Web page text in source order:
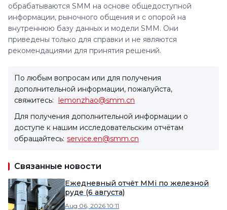
обрабатываются SMM на основе общедоступной
информации, рыночного общения и с опорой на
внутреннюю базу данных и модели SMM. Они
приведены только для справки и не являются
рекомендациями для принятия решений.
По любым вопросам или для получения
дополнительной информации, пожалуйста,
свяжитесь: lemonzhao@smm.cn
Для получения дополнительной информации о
доступе к нашим исследовательским отчётам
обращайтесь: service.en@smm.cn
Связанные новости
Ежедневный отчёт MMi по железной
руде (6 августа)
Aug 06, 2026 10:11